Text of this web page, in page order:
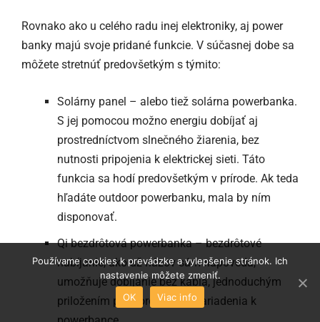
Rovnako ako u celého radu inej elektroniky, aj power
banky majú svoje pridané funkcie. V súčasnej dobe sa
môžete stretnúť predovšetkým s týmito:
Solárny panel – alebo tiež solárna powerbanka.
S jej pomocou možno energiu dobíjať aj
prostredníctvom slnečného žiarenia, bez
nutnosti pripojenia k elektrickej sieti. Táto
funkcia sa hodí predovšetkým v prírode. Ak teda
hľadáte outdoor powerbanku, mala by ním
disponovať.
Qi bezdrôtová powerbanka – bezdrôtové
nabíjanie, ako už názov sám napovedá,
umožňuje dobíjanie bez kábla, jednoduchým
priložením podporovaného zariadenia k
Používame cookies k prevádzke a vylepšenie stránok. Ich
nastavenie môžete zmeniť.
OK
Viac info